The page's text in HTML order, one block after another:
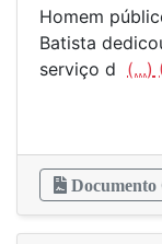
Homem
Batista
serviço d (...)
Documento